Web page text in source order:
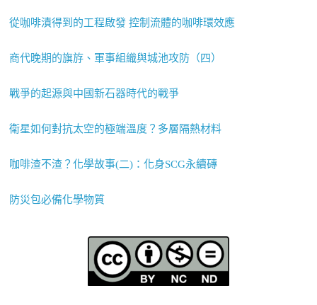
從咖啡漬得到的工程啟發 控制流體的咖啡環效應
商代晚期的旗斿、軍事組織與城池攻防（四）
戰爭的起源與中國新石器時代的戰爭
衛星如何對抗太空的極端溫度？多層隔熱材料
咖啡渣不渣？化學故事(二)：化身SCG永續磚
防災包必備化學物質